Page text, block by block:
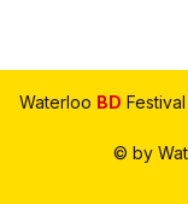
Waterloo BD
© by